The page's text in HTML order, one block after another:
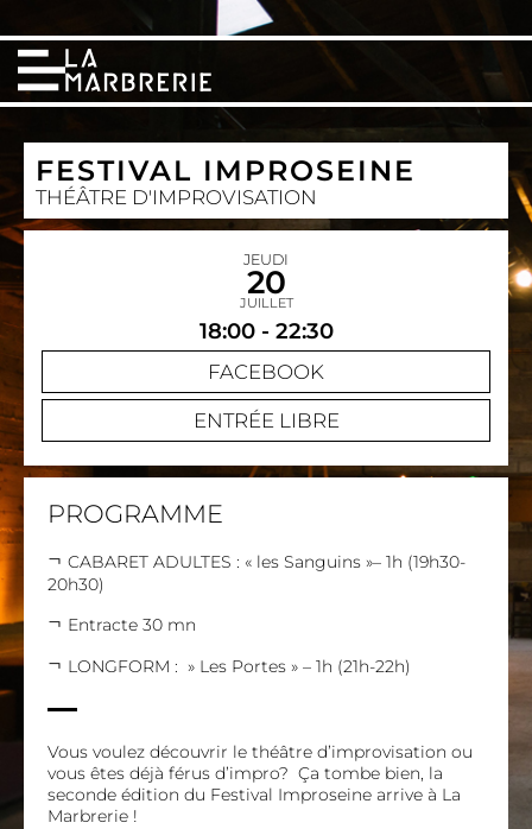
FESTIVAL IMPROSEINE
THÉÂTRE D'IMPROVISATION
JEUDI
20
JUILLET
18:00 - 22:30
FACEBOOK
ENTRÉE LIBRE
PROGRAMME
CABARET ADULTES : « les Sanguins »– 1h (19h30-
20h30)
Entracte 30 mn
LONGFORM : » Les Portes » – 1h (21h-22h)
Vous voulez découvrir le théâtre d’improvisation ou
vous êtes déjà férus d’impro? Ça tombe bien, la
seconde édition du Festival Improseine arrive à La
Marbrerie !